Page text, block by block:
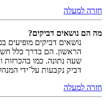
חזרה למעלה
מה הם נושאים דביקים?
נושאים דביקים מופיעים
הראשון. הם בדרך כלל
שעה נתונה. כמו בהכרזות
דביק נקבעות על־ידי
חזרה למעלה